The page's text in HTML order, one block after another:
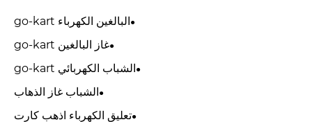
البالغين الكهرباء go-kart
غاز البالغين go-kart
الشباب الكهربائي go-kart
الشباب غاز الذهاب
تعليق الكهرباء اذهب كارت